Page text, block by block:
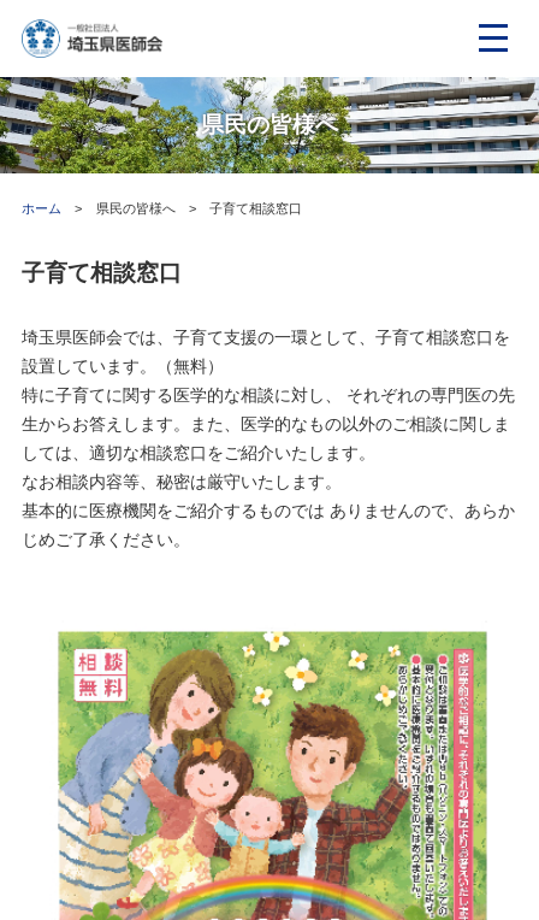
県民の皆様へ
ホーム 県民の皆様へ 子育て相談窓口
子育て相談窓口
埼玉県医師会では、子育て支援の一環として、子育て相談窓口を
設置しています。（無料）
特に子育てに関する医学的な相談に対し、 それぞれの専門医の先
生からお答えします。また、医学的なもの以外のご相談に関しま
しては、適切な相談窓口をご紹介いたします。
なお相談内容等、秘密は厳守いたします。
基本的に医療機関をご紹介するものでは ありませんので、あらか
じめご了承ください。